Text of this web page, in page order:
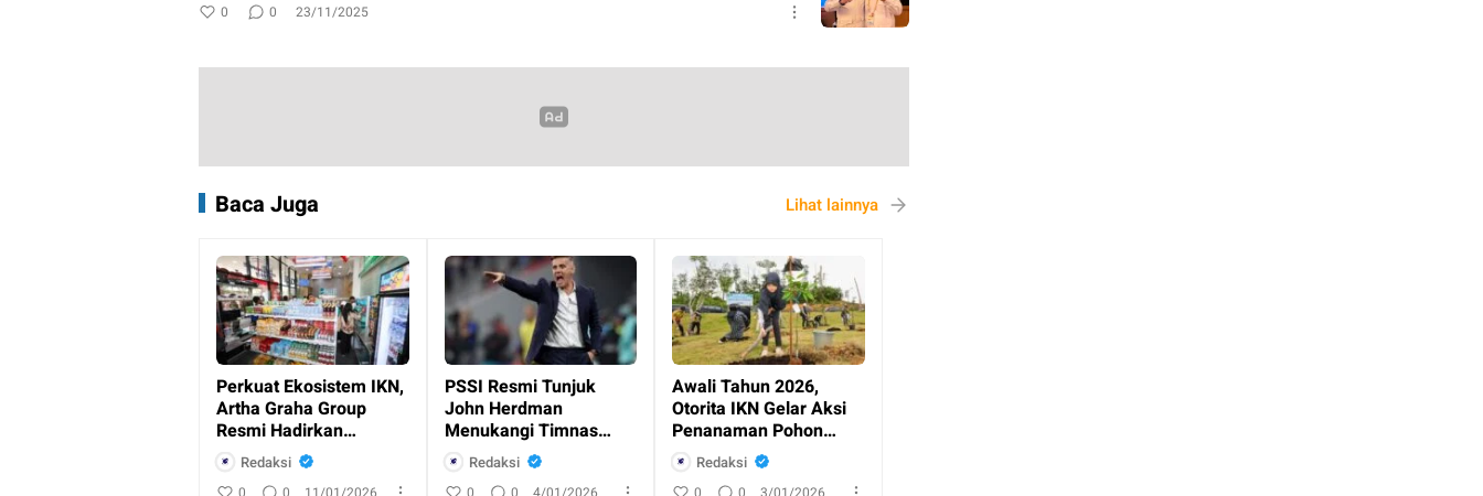
0 0 23/11/2025
Baca Juga Lihat lainnya
Perkuat Ekosistem IKN,
Artha Graha Group
Resmi Hadirkan
Layanan Perbankan
dan Ritel
Redaksi
PSSI Resmi Tunjuk
John Herdman
Menukangi Timnas
Indonesia
Redaksi
Awali Tahun 2026,
Otorita IKN Gelar Aksi
Penanaman Pohon
Bersama Masyaraka
Redaksi